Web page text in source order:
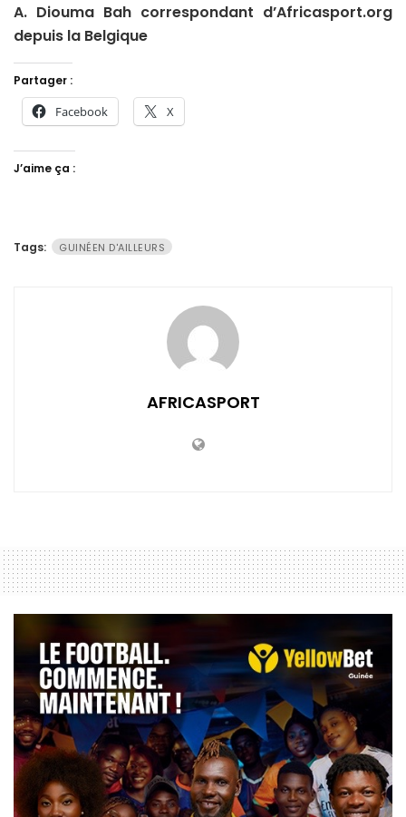
A. Diouma Bah correspondant d’Africasport.org
depuis la Belgique
Partager :
Facebook X
J’aime ça :
Tags: GUINÉEN D'AILLEURS
AFRICASPORT